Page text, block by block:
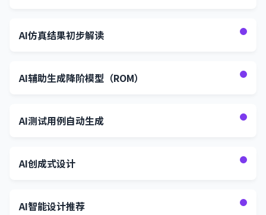
AI仿真结果初步解读
AI辅助生成降阶模型（ROM）
AI测试用例自动生成
AI创成式设计
AI智能设计推荐